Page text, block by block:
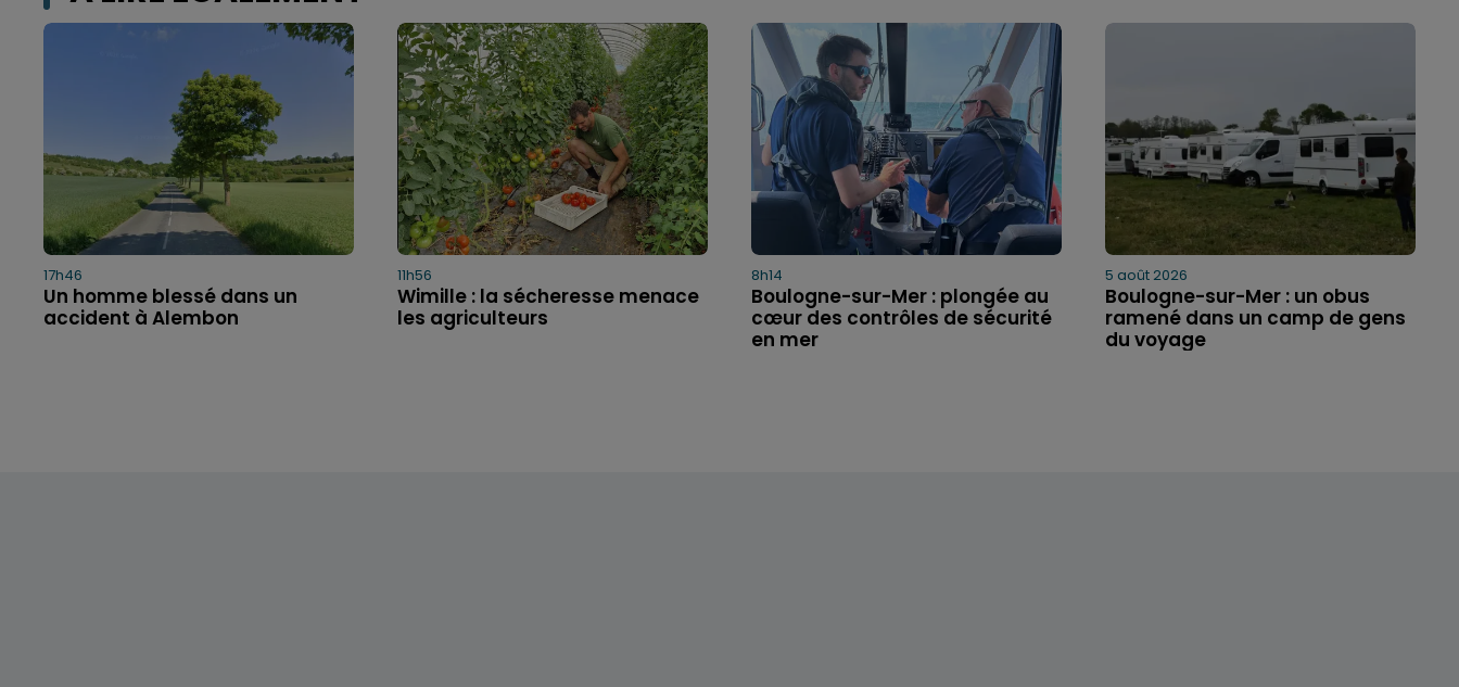
17h46
Un homme blessé dans un
accident à Alembon
11h56
Wimille : la sécheresse menace
les agriculteurs
8h14
Boulogne-sur-Mer : plongée au
cœur des contrôles de sécurité
en mer
5 août 2026
Boulogne-sur-Mer : un obus
ramené dans un camp de gens
du voyage